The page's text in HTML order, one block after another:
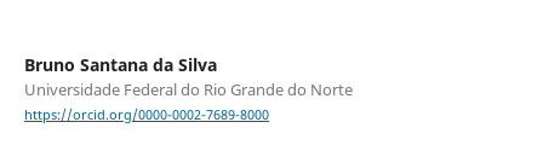
Bruno Santana da Silva
Universidade Federal do Rio Grande do Norte
https://orcid.org/0000-0002-7689-8000